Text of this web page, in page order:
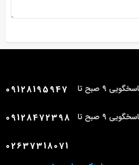
کارشناس فروش (پاسخگویی 9 صبح تا
09128195947
کارشناس فروش (پاسخگویی 9 صبح تا
09128472398
02637318071